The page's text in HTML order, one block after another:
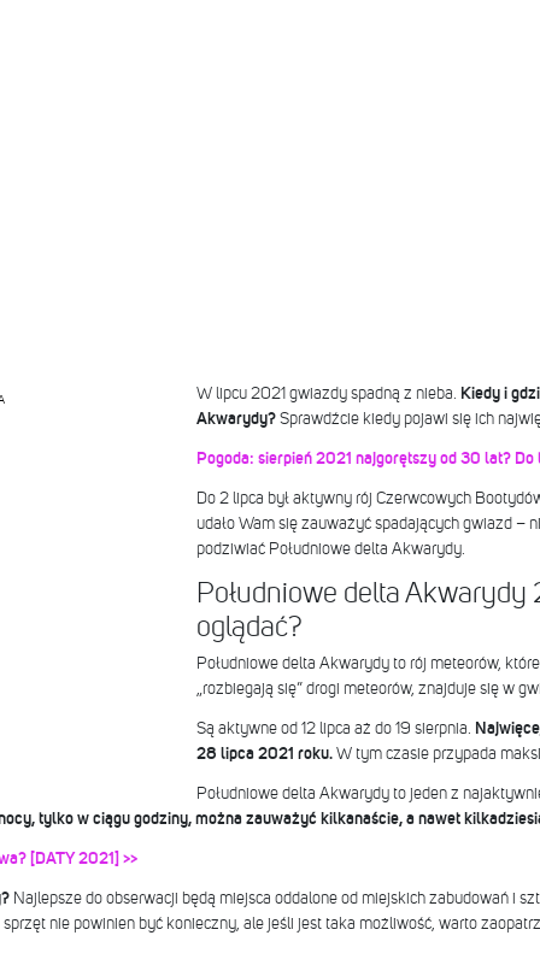
W lipcu 2021 gwiazdy spadną z nieba. Kiedy i
Akwarydy?Sprawdźcie kiedy pojawi się ich
Pogoda: sierpień 2021 najgorętszy od 30 lat?
Do 2 lipca był aktywny rój Czerwcowych
udało Wam się zauważyć spadających gwiazd –
podziwiać Południowe delta Akwarydy.
Południowe delta Akwarydy
oglądać?
Południowe delta Akwarydy to rój meteorów,
„rozbiegają się” drogi meteorów, znajduje się w
Są aktywne od 12 lipca aż do 19 sierpnia.
28 lipca 2021 roku. W tym czasie przypada
Południowe delta Akwarydy to jeden z
tylko w ciągu godziny, można zauważyć kilkanaście, a nawet
[DATY 2021] >>
Najlepsze do obserwacji będą miejsca oddalone od miejskich zabudowań i
nie powinien być konieczny, ale jeśli jest taka możliwość, warto